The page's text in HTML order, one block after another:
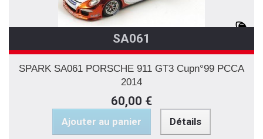
SA061
SPARK SA061 PORSCHE 911 GT3 Cupn°99 PCCA
2014
60,00 €
Ajouter au panier Détails